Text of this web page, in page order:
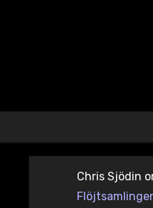
Chris Sjödin